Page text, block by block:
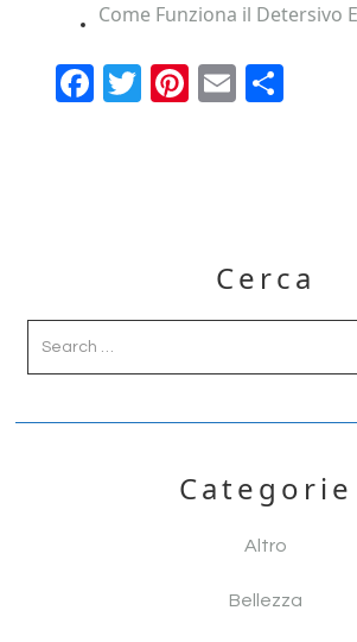
Come Funziona il Detersivo
F
o
k
T
Pi
E
di
Primary
Sidebar
Cerca
Categorie
Altro
Bellezza